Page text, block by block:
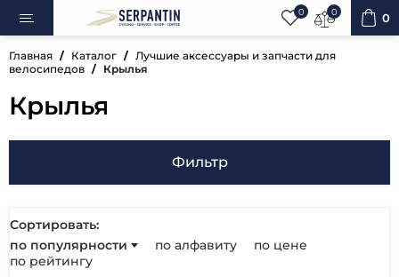
0 0 0
Главная Каталог
Лучшие аксессуары и запчасти для
велосипедов
Крылья
Крылья
Фильтр
Сортировать:
по популярности
по алфавиту
по цене
по рейтингу